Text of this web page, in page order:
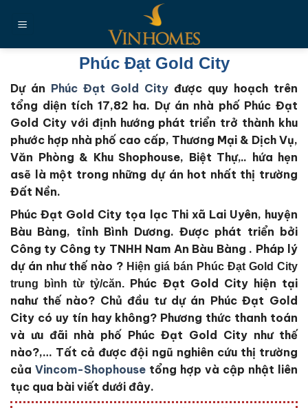
đến
Phúc Đạt Gold City
Dự án Phúc Đạt Gold City được quy hoạch trên
tổng diện tích 17,82 ha. Dự án nhà phố Phúc Đạt
Gold City với định hướng phát triển trở thành khu
phước hợp nhà phố cao cấp, Thương Mại & Dịch Vụ,
Văn Phòng & Khu Shophouse, Biệt Thự,.. hứa hẹn
asẽ là một trong những dự án hot nhất thị trường
Đất Nền.
Phúc Đạt Gold City tọa lạc Thi xã Lai Uyên, huyện
Bàu Bàng, tỉnh Bình Dương. Được phát triển bởi
Công ty Công ty TNHH Nam An Bàu Bàng . Pháp lý
dự án như thế nào ? Hiện giá bán Phúc Đạt Gold City
trung bình từ tỷ/căn. Phúc Đạt Gold City hiện tại
nahư thế nào? Chủ đầu tư dự án Phúc Đạt Gold
City có uy tín hay không? Phương thức thanh toán
và ưu đãi nhà phố Phúc Đạt Gold City như thế
nào?,… Tất cả được đội ngũ nghiên cứu thị trường
của Vincom-Shophouse tổng hợp và cập nhật liên
tục qua bài viết dưới đây.